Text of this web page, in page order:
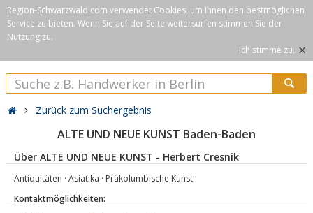
Region-Schwarzwald.com verwendet Cookies, um Ihnen den bestmöglichen
Service zu bieten. Wenn Sie auf der Seite weitersurfen stimmen Sie der
Nutzung zu.
Ich stimme zu. ×
Zurück zum Suchergebnis
ALTE UND NEUE KUNST Baden-Baden
Über ALTE UND NEUE KUNST - Herbert Cresnik
Antiquitäten · Asiatika · Präkolumbische Kunst
Kontaktmöglichkeiten: